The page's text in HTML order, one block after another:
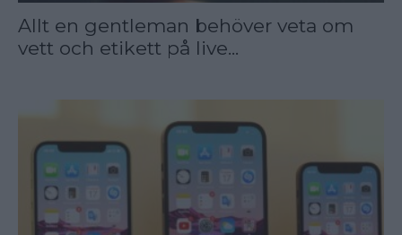
Allt en gentleman behöver veta om
vett och etikett på live...